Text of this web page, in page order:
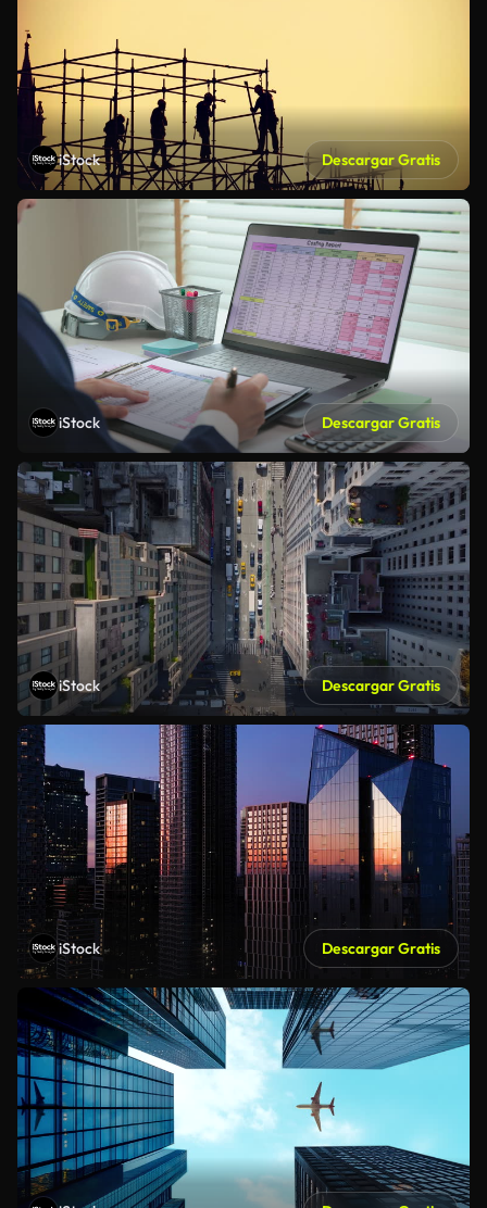
iStock Descargar Gratis
iStock Descargar Gratis
iStock Descargar Gratis
iStock Descargar Gratis